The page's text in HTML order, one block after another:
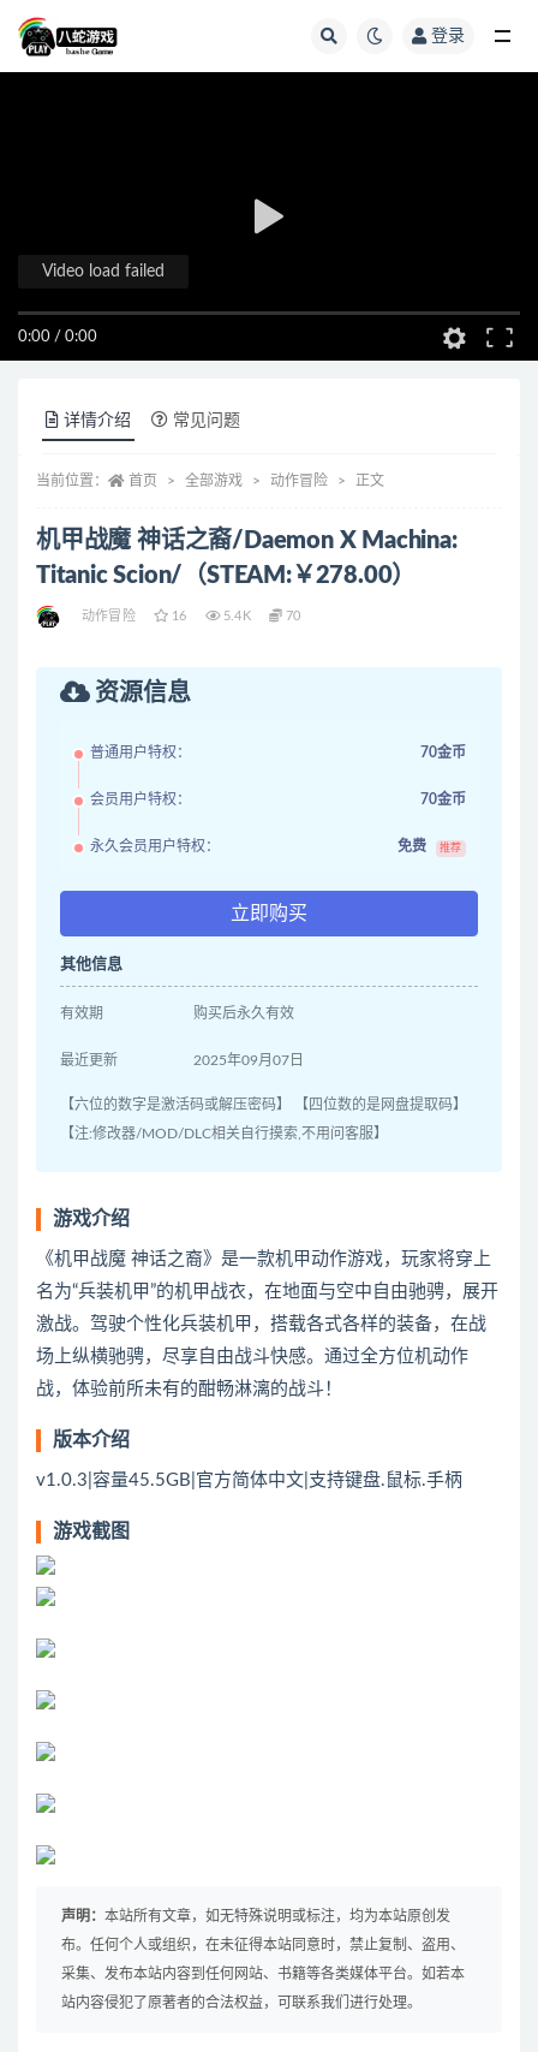
登录
0:00 / 0:00
Video load failed
详情介绍 常见问题
当前位置： 首页 全部游戏 动作冒险 正文
机甲战魔 神话之裔/Daemon X Machina:
Titanic Scion/（STEAM:￥278.00）
动作冒险 16 5.4K 70
资源信息
普通用户特权： 70金币
会员用户特权： 70金币
永久会员用户特权： 免费 推荐
立即购买
其他信息
有效期 购买后永久有效
最近更新 2025年09月07日
【六位的数字是激活码或解压密码】 【四位数的是网盘提取码】
【注:修改器/MOD/DLC相关自行摸索,不用问客服】
游戏介绍
《机甲战魔 神话之裔》是一款机甲动作游戏，玩家将穿上
名为“兵装机甲”的机甲战衣，在地面与空中自由驰骋，展开
激战。驾驶个性化兵装机甲，搭载各式各样的装备，在战
场上纵横驰骋，尽享自由战斗快感。通过全方位机动作
战，体验前所未有的酣畅淋漓的战斗！
版本介绍
v1.0.3|容量45.5GB|官方简体中文|支持键盘.鼠标.手柄
游戏截图
声明： 本站所有文章，如无特殊说明或标注，均为本站原创发
布。任何个人或组织，在未征得本站同意时，禁止复制、盗用、
采集、发布本站内容到任何网站、书籍等各类媒体平台。如若本
站内容侵犯了原著者的合法权益，可联系我们进行处理。